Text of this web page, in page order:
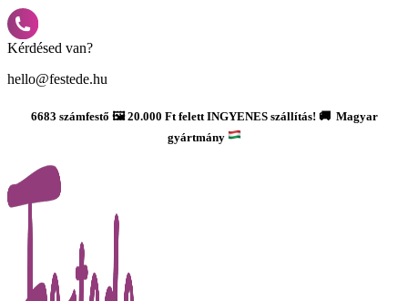
Kérdésed van?
hello@festede.hu
6683 számfestő 🖼️ 20.000 Ft felett INGYENES szállítás! 🚚 Magyar
gyártmány